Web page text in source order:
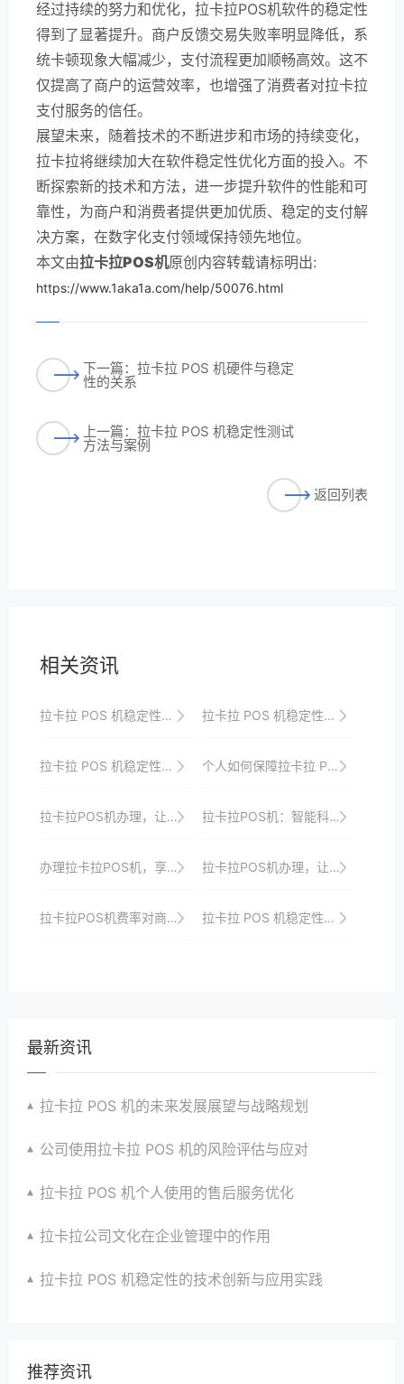
经过持续的努力和优化，拉卡拉POS机软件的稳定性
得到了显著提升。商户反馈交易失败率明显降低，系
统卡顿现象大幅减少，支付流程更加顺畅高效。这不
仅提高了商户的运营效率，也增强了消费者对拉卡拉
支付服务的信任。
展望未来，随着技术的不断进步和市场的持续变化，
拉卡拉将继续加大在软件稳定性优化方面的投入。不
断探索新的技术和方法，进一步提升软件的性能和可
靠性，为商户和消费者提供更加优质、稳定的支付解
决方案，在数字化支付领域保持领先地位。
本文由拉卡拉POS机原创内容转载请标明出:
https://www.1aka1a.com/help/50076.html
下一篇：拉卡拉 POS 机硬件与稳定
性的关系
上一篇：拉卡拉 POS 机稳定性测试
方法与案例
返回列表
相关资讯
拉卡拉 POS 机稳定性与系统兼容性 拉卡拉 POS 机稳定性的用户体验
拉卡拉 POS 机稳定性的测试与评估标准 个人如何保障拉卡拉 POS 机交易安全
拉卡拉POS机办理，让您的客户支付更加方便 拉卡拉POS机：智能科技，引领商业未来
办理拉卡拉POS机，享受支付便利新生活 拉卡拉POS机办理，让您的商业迈向更高阶段
拉卡拉POS机费率对商户利润的影响分析 拉卡拉 POS 机稳定性的技术支持
最新资讯
拉卡拉 POS 机的未来发展展望与战略规划
公司使用拉卡拉 POS 机的风险评估与应对
拉卡拉 POS 机个人使用的售后服务优化
拉卡拉公司文化在企业管理中的作用
拉卡拉 POS 机稳定性的技术创新与应用实践
推荐资讯